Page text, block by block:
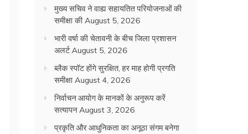
मुख्य सचिव ने वाह्य सहायतित परियोजनाओं की
समीक्षा की August 5, 2026
भारी वर्षा की चेतावनी के बीच जिला प्रशासन
अलर्ट August 5, 2026
ब्लैक स्पॉट होंगे सुरक्षित, हर माह होगी प्रगति
समीक्षा August 4, 2026
निर्वाचन आयोग के मानकों के अनुरूप करें
सत्यापन August 3, 2026
प्रकृति और आधुनिकता का अनूठा संगम बनेगा